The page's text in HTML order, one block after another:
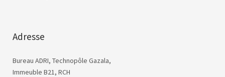
Adresse
Bureau ADRI, Technopôle Gazala,
Immeuble B21, RCH